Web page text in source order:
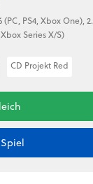
(PC, PS4, Xbox One), 2.
Series X/S)
CD Projekt Red